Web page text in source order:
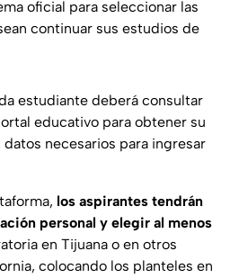
oficial para seleccionar las
continuar sus estudios de
estudiante deberá consultar
educativo para obtener su
datos necesarios para ingresar
los aspirantes tendrán
personal y elegir al menos
en Tijuana o en otros
colocando los planteles en